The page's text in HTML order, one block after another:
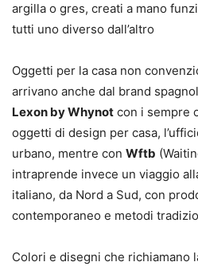
argilla o gres, creati a mano
tutti uno diverso dall’altro
Oggetti per la casa non
arrivano anche dal brand
Lexon by Whynot con i sempre
oggetti di design per casa,
urbano, mentre con Wftb
intraprende invece un viaggio
italiano, da Nord a Sud, con
contemporaneo e metodi
Colori e disegni che richiamano